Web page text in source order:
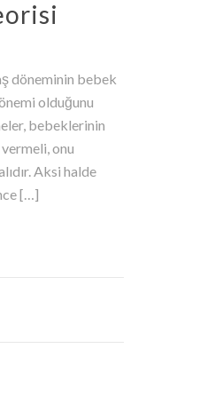
döneminin bebek
olduğunu
bebeklerinin
onu
Aksi halde
[…]